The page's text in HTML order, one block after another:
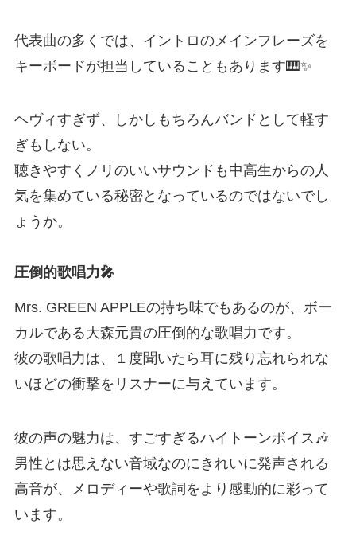
代表曲の多くでは、イントロのメインフレーズを
キーボードが担当していることもあります🎹✨
ヘヴィすぎず、しかしもちろんバンドとして軽す
ぎもしない。
聴きやすくノリのいいサウンドも中高生からの人
気を集めている秘密となっているのではないでし
ょうか。
圧倒的歌唱力🎤
Mrs. GREEN APPLEの持ち味でもあるのが、ボー
カルである大森元貴の圧倒的な歌唱力です。
彼の歌唱力は、１度聞いたら耳に残り忘れられな
いほどの衝撃をリスナーに与えています。
彼の声の魅力は、すごすぎるハイトーンボイス🎶
男性とは思えない音域なのにきれいに発声される
高音が、メロディーや歌詞をより感動的に彩って
います。